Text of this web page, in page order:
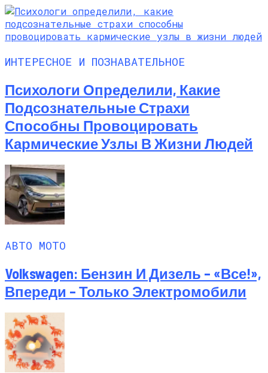
ИНТЕРЕСНОЕ И ПОЗНАВАТЕЛЬНОЕ
Психологи Определили, Какие
Подсознательные Страхи
Способны Провоцировать
Кармические Узлы В Жизни Людей
АВТО МОТО
Volkswagen: Бензин И Дизель – «все!»,
Впереди – Только Электромобили